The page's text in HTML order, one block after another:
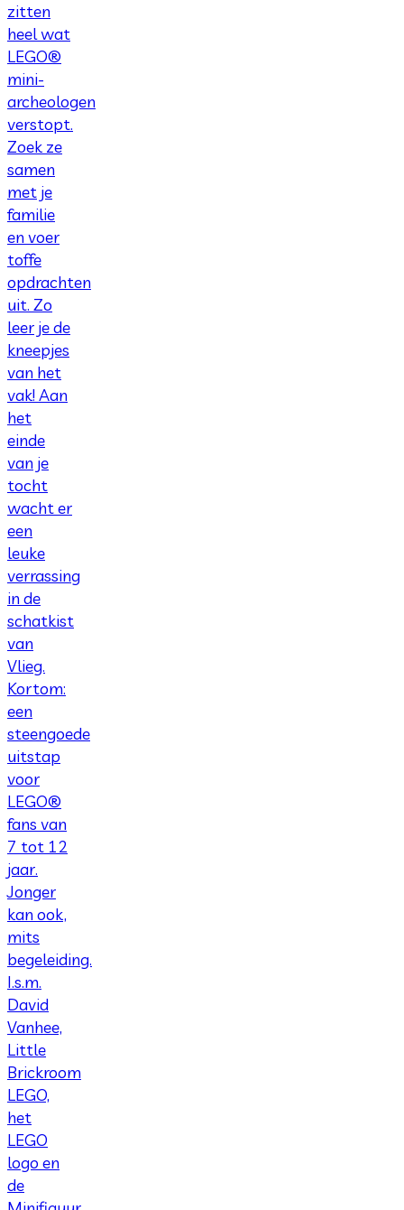
zitten
heel wat
LEGO®
mini-
archeologen
verstopt.
Zoek ze
samen
met je
familie
en voer
toffe
opdrachten
uit. Zo
leer je de
kneepjes
van het
vak! Aan
het
einde
van je
tocht
wacht er
een
leuke
verrassing
in de
schatkist
van
Vlieg.
Kortom:
een
steengoede
uitstap
voor
LEGO®
fans van
7 tot 12
jaar.
Jonger
kan ook,
mits
begeleiding.
I.s.m.
David
Vanhee,
Little
Brickroom
LEGO,
het
LEGO
logo en
de